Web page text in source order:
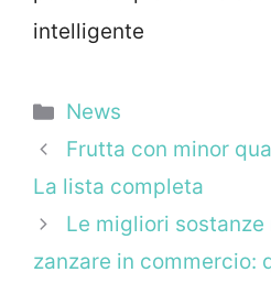
intelligente
Categorie
News
Frutta con minor
La lista completa
Le migliori
zanzare in commercio: